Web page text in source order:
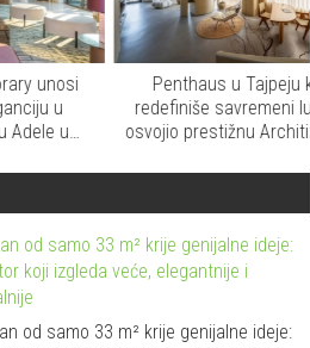
u
Penthaus u Tajpeju koji
redefiniše savremeni luksuz
osvojio prestižnu Architizer A+
od samo 33 m² krije genijalne ideje: